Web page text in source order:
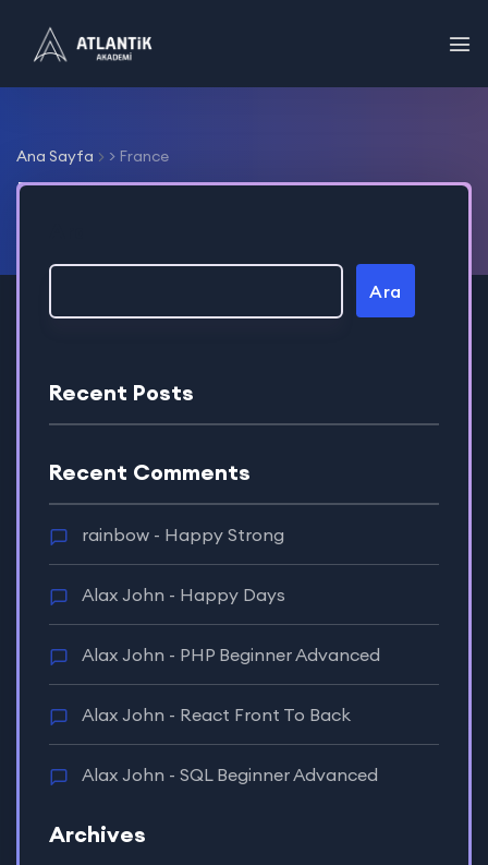
Ana Sayfa > France
France
Ara
Recent Posts
Recent Comments
rainbow - Happy Strong
Alax John - Happy Days
Alax John - PHP Beginner Advanced
Alax John - React Front To Back
Alax John - SQL Beginner Advanced
Archives